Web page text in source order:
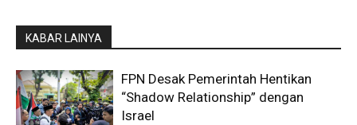
KABAR LAINYA
FPN Desak Pemerintah Hentikan
“Shadow Relationship” dengan
Israel